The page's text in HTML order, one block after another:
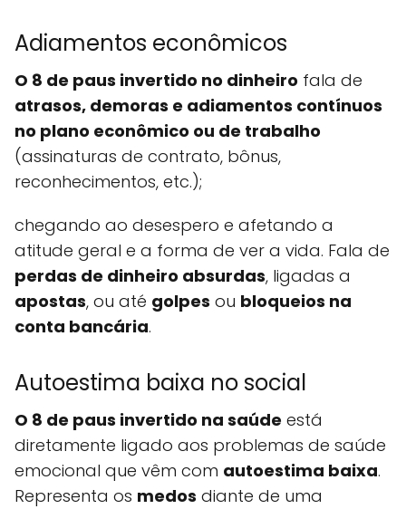
Adiamentos econômicos
O 8 de paus invertido no dinheiro fala de
atrasos, demoras e adiamentos contínuos
no plano econômico ou de trabalho
(assinaturas de contrato, bônus,
reconhecimentos, etc.);
chegando ao desespero e afetando a
atitude geral e a forma de ver a vida. Fala de
perdas de dinheiro absurdas, ligadas a
apostas, ou até golpes ou bloqueios na
conta bancária.
Autoestima baixa no social
O 8 de paus invertido na saúde está
diretamente ligado aos problemas de saúde
emocional que vêm com autoestima baixa.
Representa os medos diante de uma